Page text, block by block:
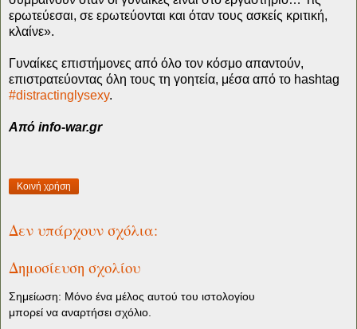
ερωτεύεσαι, σε ερωτεύονται και όταν τους ασκείς κριτική,
κλαίνε».
Γυναίκες επιστήμονες από όλο τον κόσμο απαντούν,
επιστρατεύοντας όλη τους τη γοητεία, μέσα από το hashtag
#distractinglysexy.
Από info-war.gr
Κοινή χρήση
Δεν υπάρχουν σχόλια:
Δημοσίευση σχολίου
Σημείωση: Μόνο ένα μέλος αυτού του ιστολογίου
μπορεί να αναρτήσει σχόλιο.